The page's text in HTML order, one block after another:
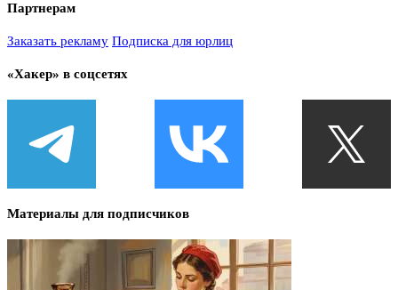
Партнерам
Заказать рекламу Подписка для юрлиц
«Хакер» в соцсетях
Материалы для подписчиков